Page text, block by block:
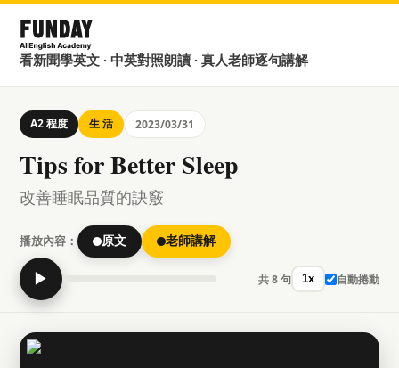
看新聞學英文 · 中英對照朗讀 · 真人老師逐句講解
A2 程度 生 活 2023/03/31
Tips for Better Sleep
改善睡眠品質的訣竅
播放內容： 原文 老師講解
▶ 共 8 句 1x 自動捲動